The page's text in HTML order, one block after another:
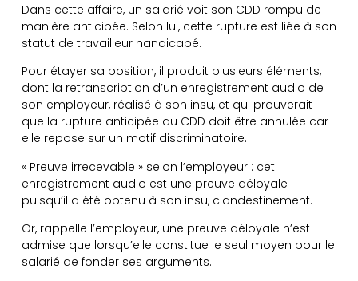
Dans cette affaire, un salarié voit son CDD rompu de
manière anticipée. Selon lui, cette rupture est liée à son
statut de travailleur handicapé.
Pour étayer sa position, il produit plusieurs éléments,
dont la retranscription d’un enregistrement audio de
son employeur, réalisé à son insu, et qui prouverait
que la rupture anticipée du CDD doit être annulée car
elle repose sur un motif discriminatoire.
« Preuve irrecevable » selon l’employeur : cet
enregistrement audio est une preuve déloyale
puisqu’il a été obtenu à son insu, clandestinement.
Or, rappelle l’employeur, une preuve déloyale n’est
admise que lorsqu’elle constitue le seul moyen pour le
salarié de fonder ses arguments.